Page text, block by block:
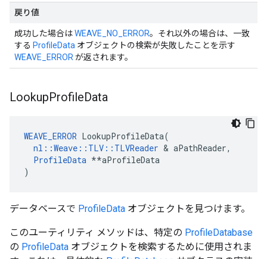
戻り値
成功した場合はWEAVE_NO_ERROR。それ以外の場合は、一致
する ProfileData オブジェクトの検索が失敗したことを示す
WEAVE_ERROR が返されます。
LookupProfileData
WEAVE_ERROR LookupProfileData(
nl::Weave::TLV::TLVReader & aPathReader,
ProfileData **aProfileData
)
データベースで ProfileData オブジェクトを見つけます。
このユーティリティ メソッドは、特定の ProfileDatabase
の ProfileData オブジェクトを検索するために使用されま